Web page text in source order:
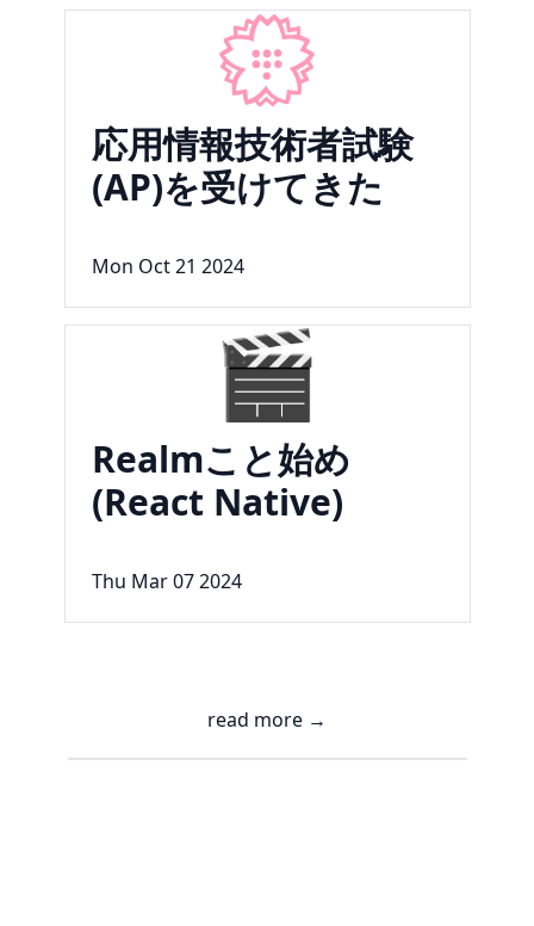
💮
応用情報技術者試験
(AP)を受けてきた
Mon Oct 21 2024
🎬
Realmこと始め
(React Native)
Thu Mar 07 2024
read more →